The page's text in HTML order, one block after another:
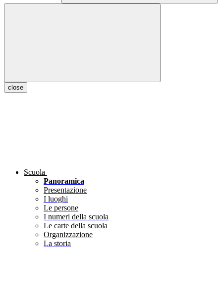
close
Scuola
Panoramica
Presentazione
I luoghi
Le persone
I numeri della scuola
Le carte della scuola
Organizzazione
La storia